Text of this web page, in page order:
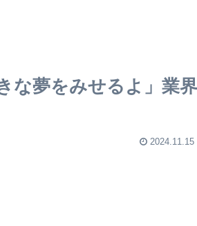
る
死亡
な夢をみせるよ」業界
2024.11.15